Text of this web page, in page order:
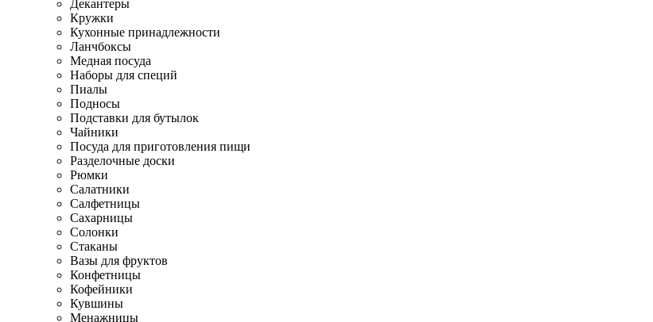
Декантеры
Кружки
Кухонные принадлежности
Ланчбоксы
Медная посуда
Наборы для специй
Пиалы
Подносы
Подставки для бутылок
Чайники
Посуда для приготовления пищи
Разделочные доски
Рюмки
Салатники
Салфетницы
Сахарницы
Солонки
Стаканы
Вазы для фруктов
Конфетницы
Кофейники
Кувшины
Менажницы